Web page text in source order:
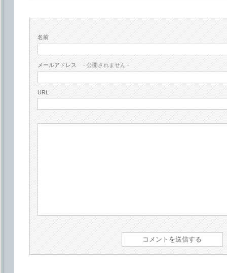
名前
メールアドレス - 公開されません -
URL